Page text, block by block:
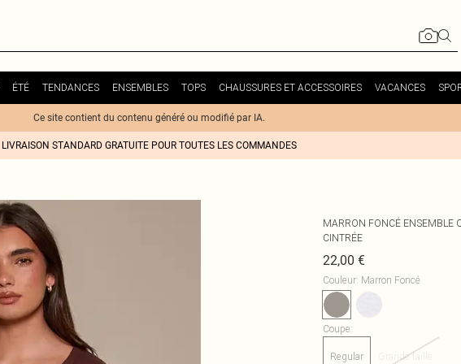
ÉTÉ TENDANCES ENSEMBLES TOPS CHAUSSURES ET ACCESSOIRES VACANCES
Ce site contient du contenu généré ou modifié par IA.
LIVRAISON STANDARD GRATUITE POUR TOUTES LES COMMANDES
MARRON FONCÉ ENSEMBLE
CINTRÉE
22,00 €
Couleur: Marron Foncé
Coupe:
Regular Grande taille